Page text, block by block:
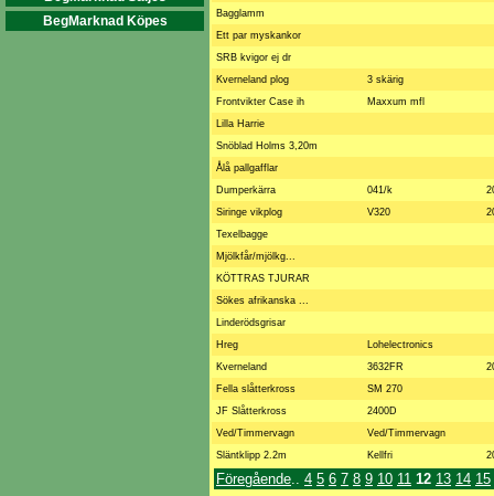
BegMarknad Köpes
Bagglamm
Ett par myskankor
SRB kvigor ej dr
Kverneland plog
3 skärig
Frontvikter Case ih
Maxxum mfl
Lilla Harrie
Snöblad Holms 3,20m
Ålå pallgafflar
Dumperkärra
041/k
Siringe vikplog
V320
Texelbagge
Mjölkfår/mjölkg...
KÖTTRAS TJURAR
Sökes afrikanska ...
Linderödsgrisar
Hreg
Lohelectronics
Kverneland
3632FR
Fella slåtterkross
SM 270
JF Slåtterkross
2400D
Ved/Timmervagn
Ved/Timmervagn
Släntklipp 2.2m
Kellfri
Föregående.. 4 5 6 7 8 9 10 11 12 13 14 15